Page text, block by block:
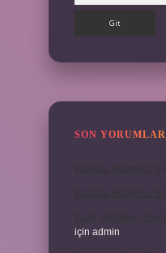
SON YORUMLAR
için admin